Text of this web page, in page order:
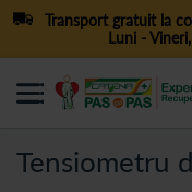
Transport gratuit la
Luni -
Tensiometru